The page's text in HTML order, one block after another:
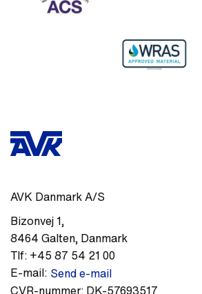
AVK Danmark A/S
Bizonvej 1,
8464 Galten, Danmark
Tlf: +45 87 54 21 00
E-mail: Send e-mail
CVR-nummer: DK-57693517